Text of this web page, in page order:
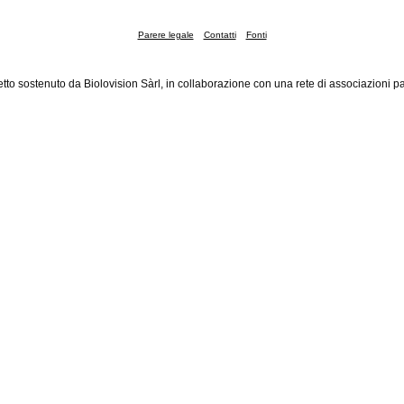
Parere legale Contatti Fonti
sostenuto da Biolovision Sàrl, in collaborazione con una rete di associazioni